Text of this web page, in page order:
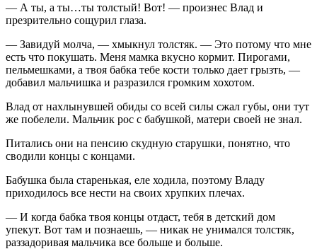
— А ты, а ты…ты толстый! Вот! — произнес Влад и
презрительно сощурил глаза.
— Завидуй молча, — хмыкнул толстяк. — Это потому что мне
есть что покушать. Меня мамка вкусно кормит. Пирогами,
пельмешками, а твоя бабка тебе кости только дает грызть, —
добавил мальчишка и разразился громким хохотом.
Влад от нахлынувшей обиды со всей силы сжал губы, они тут
же побелели. Мальчик рос с бабушкой, матери своей не знал.
Питались они на пенсию скудную старушки, понятно, что
сводили концы с концами.
Бабушка была старенькая, еле ходила, поэтому Владу
приходилось все нести на своих хрупких плечах.
— И когда бабка твоя концы отдаст, тебя в детский дом
упекут. Вот там и познаешь, — никак не унимался толстяк,
раззадоривая мальчика все больше и больше.